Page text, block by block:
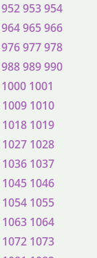
952953954
964965966
976977978
988989990
1000 1001
1009 1010
1018 1019
1027 1028
1036 1037
1045 1046
1054 1055
1063 1064
1072 1073